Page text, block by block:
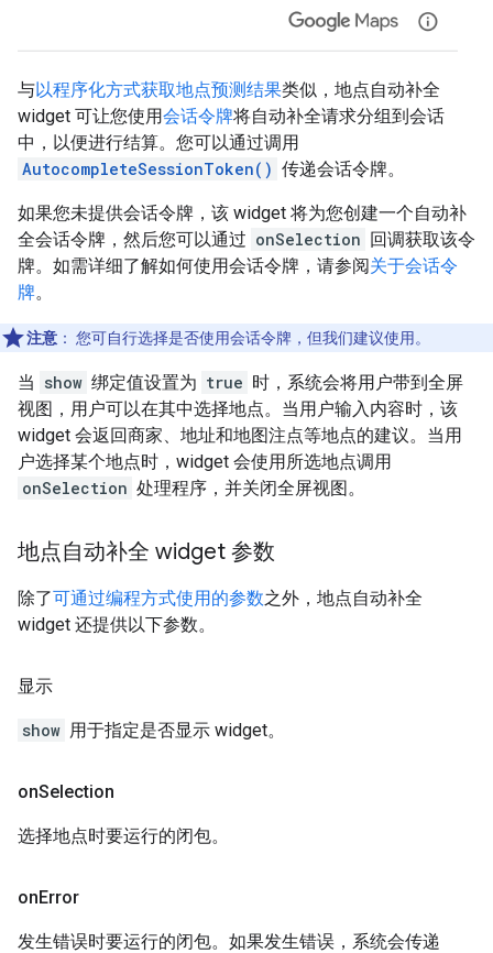
与以程序化方式获取地点预测结果类似，地点自动补全
widget 可让您使用会话令牌将自动补全请求分组到会话
中，以便进行结算。您可以通过调用
AutocompleteSessionToken() 传递会话令牌。
如果您未提供会话令牌，该 widget 将为您创建一个自动补
全会话令牌，然后您可以通过 onSelection 回调获取该令
牌。如需详细了解如何使用会话令牌，请参阅关于会话令
牌。
注意 ： 您可自行选择是否使用会话令牌，但我们建议使用。
当 show 绑定值设置为 true 时，系统会将用户带到全屏
视图，用户可以在其中选择地点。当用户输入内容时，该
widget 会返回商家、地址和地图注点等地点的建议。当用
户选择某个地点时，widget 会使用所选地点调用
onSelection 处理程序，并关闭全屏视图。
地点自动补全 widget 参数
除了可通过编程方式使用的参数之外，地点自动补全
widget 还提供以下参数。
显示
show 用于指定是否显示 widget。
onSelection
选择地点时要运行的闭包。
onError
发生错误时要运行的闭包。如果发生错误，系统会传递